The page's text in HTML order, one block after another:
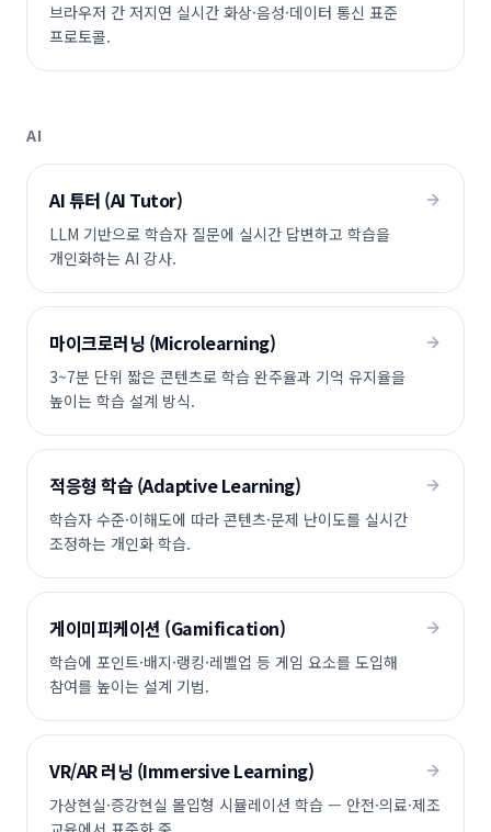
브라우저 간 저지연 실시간 화상·음성·데이터 통신 표준
프로토콜.
AI
AI 튜터 (AI Tutor)
LLM 기반으로 학습자 질문에 실시간 답변하고 학습을
개인화하는 AI 강사.
마이크로러닝 (Microlearning)
3~7분 단위 짧은 콘텐츠로 학습 완주율과 기억 유지율을
높이는 학습 설계 방식.
적응형 학습 (Adaptive Learning)
학습자 수준·이해도에 따라 콘텐츠·문제 난이도를 실시간
조정하는 개인화 학습.
게이미피케이션 (Gamification)
학습에 포인트·배지·랭킹·레벨업 등 게임 요소를 도입해
참여를 높이는 설계 기법.
VR/AR 러닝 (Immersive Learning)
가상현실·증강현실 몰입형 시뮬레이션 학습 — 안전·의료·제조